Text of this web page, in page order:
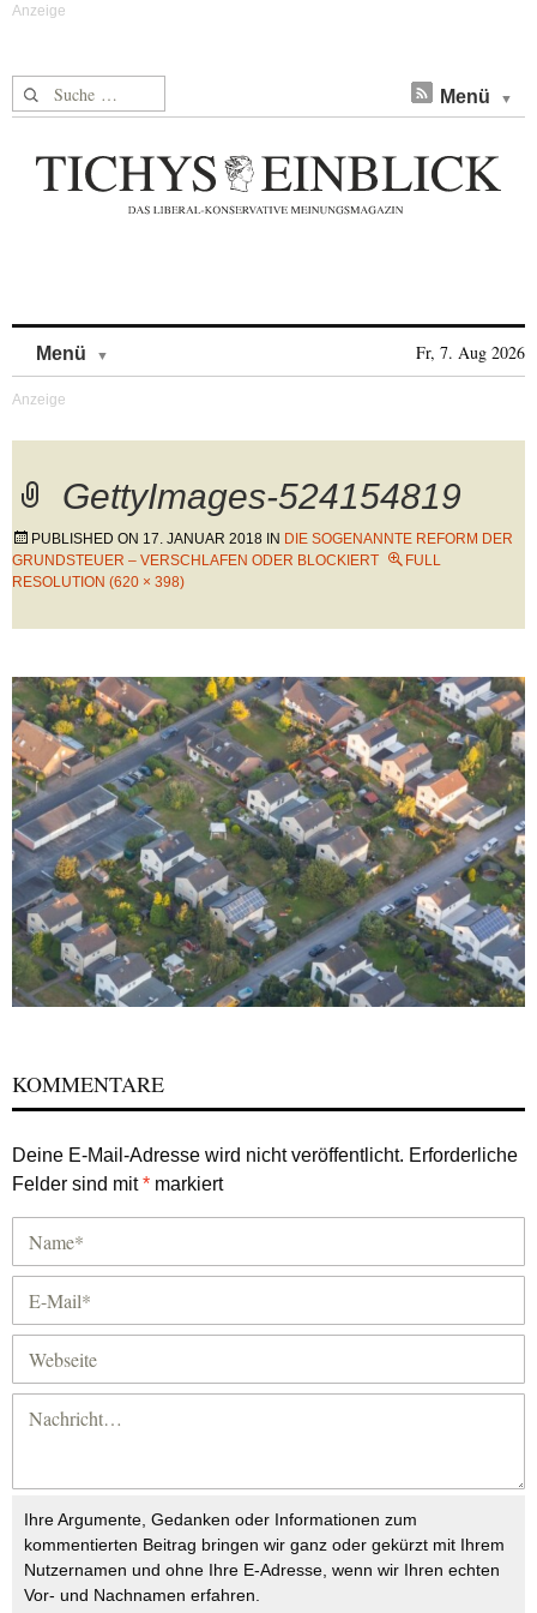
Suche nach: Menü
Menü Fr, 7. Aug 2026
GettyImages-524154819
PUBLISHED ON 17. JANUAR 2018 IN DIE SOGENANNTE REFORM DER
GRUNDSTEUER – VERSCHLAFEN ODER BLOCKIERT
FULL
RESOLUTION (620 × 398)
KOMMENTARE
Deine E-Mail-Adresse wird nicht veröffentlicht. Erforderliche
Felder sind mit* markiert
Ihre Argumente, Gedanken oder Informationen zum
kommentierten Beitrag bringen wir ganz oder gekürzt mit Ihrem
Nutzernamen und ohne Ihre E-Adresse, wenn wir Ihren echten
Vor- und Nachnamen erfahren.